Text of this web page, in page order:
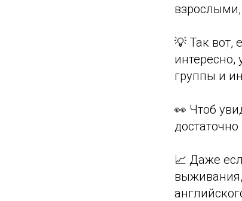
💡 Так вот,
интересно,
группы и
👀 Чтоб
📈 Даже